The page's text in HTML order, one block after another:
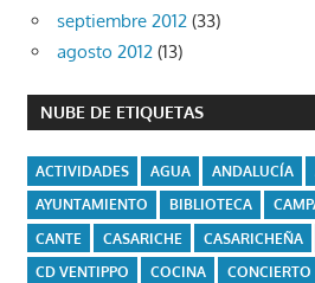
septiembre 2012 (33)
agosto 2012 (13)
NUBE DE ETIQUETAS
ACTIVIDADES AGUA ANDALUCÍA
AYUNTAMIENTO
BIBLIOTECA
CANTE
CASARICHE CASARICHEÑA
CD VENTIPPO
COCINA CONCIERTO